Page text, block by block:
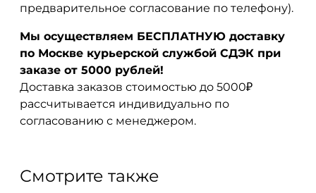
предварительное согласование по телефону).
Мы осуществляем БЕСПЛАТНУЮ доставку
по Москве курьерской службой СДЭК при
заказе от 5000 рублей!
Доставка заказов стоимостью до 5000₽
рассчитывается индивидуально по
согласованию с менеджером.
Смотрите также